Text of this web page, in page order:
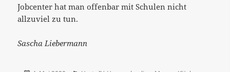
Jobcenter hat man offenbar mit Schulen nicht
allzuviel zu tun.
Sascha Liebermann